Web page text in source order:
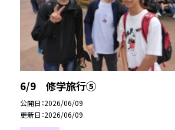
6/9 修学旅行⑤
公開日 2026/06/09
更新日 2026/06/09